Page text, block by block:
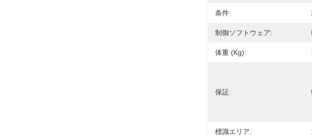
条件:
制御ソフトウェア:
体重 (kg):
保証:
標識エリア: